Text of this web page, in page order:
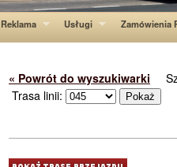
Reklama Usługi Zamówienia
« Powrót do wyszukiwarki
Trasa linii: